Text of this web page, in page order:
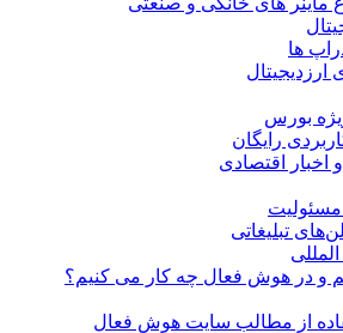
ها
ارزدیجیتال
بورس
رایگان
اخبار اقتصادی
مسئولیت
تبلیغاتی
و در هوش فعال چه کار می کنیم؟
از مطالب سایت هوش فعال